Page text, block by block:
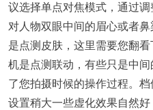
议选择单点对焦模式，通过
对人物双眼中间的眉心或者
是点测皮肤，这里需要您翻
机是点测联动，有些只是中
了您拍摄时候的操作过程。
设置稍大一些虚化效果自然